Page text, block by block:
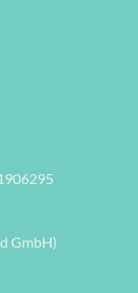
GmbH)